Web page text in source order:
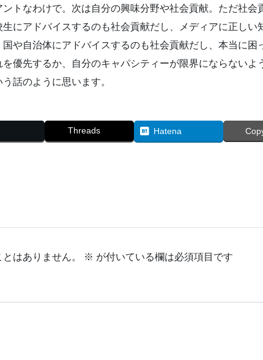
トなわけで。次は自分の興味分野や社会貢献。ただ社会
にアドバイスするのも社会貢献だし、メディアに正しい
や自治体にアドバイスするのも社会貢献だし、本当に困
優先するか、自分のキャパシティーが限界にならないよ
話のように思います。
Threads Hatena
はありません。 ※ が付いている欄は必須項目です